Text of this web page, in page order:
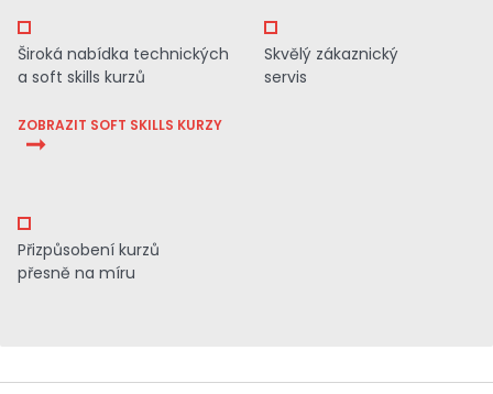
Široká nabídka technických
a soft skills kurzů
ZOBRAZIT SOFT SKILLS KURZY
Skvělý zákaznický
servis
Přizpůsobení kurzů
přesně na míru